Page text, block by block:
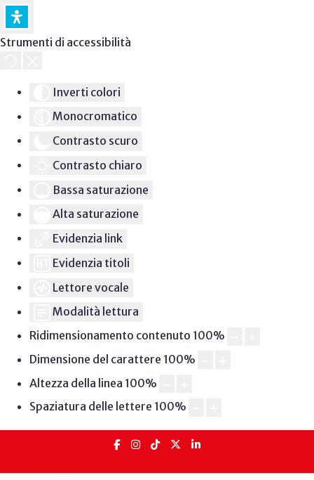
Strumenti di accessibilità
Inverti colori
Monocromatico
Contrasto scuro
Contrasto chiaro
Bassa saturazione
Alta saturazione
Evidenzia link
Evidenzia titoli
Lettore vocale
Modalità lettura
Ridimensionamento contenuto 100%
Dimensione del carattere 100%
Altezza della linea 100%
Spaziatura delle lettere 100%